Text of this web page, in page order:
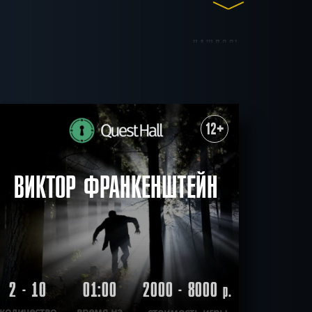
НАШЛОСЬ
Антуражные
СБРОСИТЬ ФИЛЬТР ВСЕ КВЕСТЫ
12+
ВИКТОР ФРАНКЕНШТЕЙН
2 - 10 01:00 2000 - 8000р.